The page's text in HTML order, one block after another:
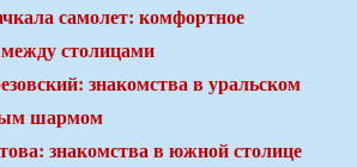
самолет: комфортное
столицами
знакомства в уральском
шармом
знакомства в южной столице